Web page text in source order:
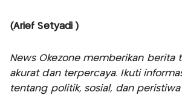
(Arief Setyadi )
News Okezone memberikan berita
akurat dan terpercaya. Ikuti
tentang politik, sosial, dan